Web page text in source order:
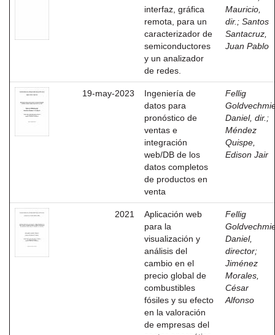
interfaz, gráfica
remota, para un
caracterizador de
semiconductores
y un analizador
de redes.
Mauricio,
dir. ; Santos
Santacruz,
Juan Pablo
19-may-2023
Ingeniería de
datos para
pronóstico de
ventas e
integración
web/DB de los
datos completos
de productos en
venta
Fellig
Daniel, dir. ;
Méndez
Quispe,
Edison Jair
2021
Aplicación web
para la
visualización y
análisis del
cambio en el
precio global de
combustibles
fósiles y su efecto
en la valoración
de empresas del
Fellig
Daniel,
director;
Jiménez
Morales,
César
Alfonso